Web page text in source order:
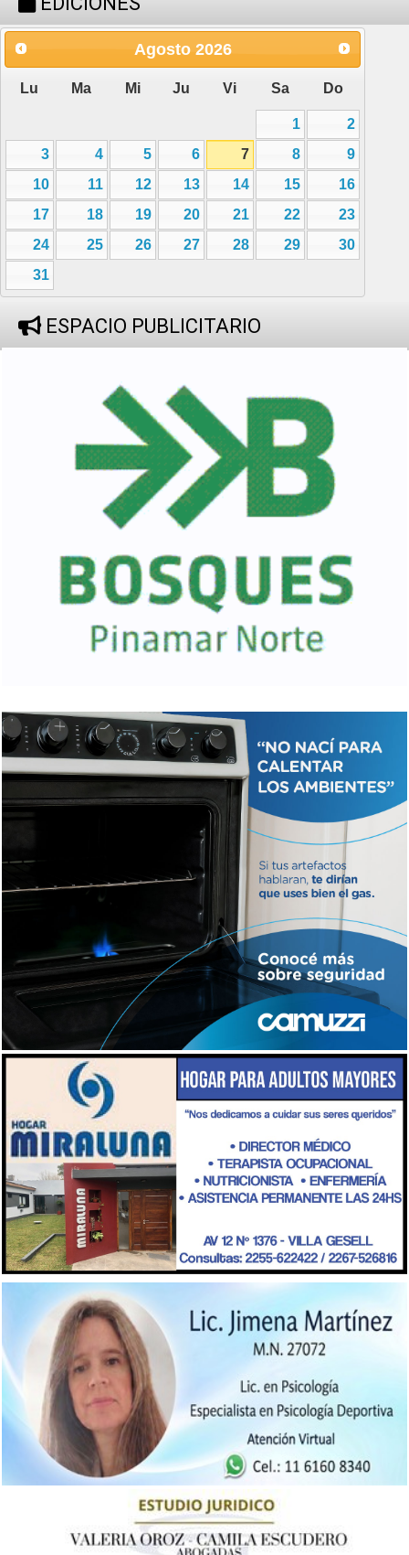
Agosto 2026
Lu Ma Mi Ju Vi Sa Do
1
2
3
4 5 6 7 8
9
10
11 12 13 14 15
16
17
18 19 20 21 22
23
24
25 26 27 28 29
30
31
ESPACIO PUBLICITARIO